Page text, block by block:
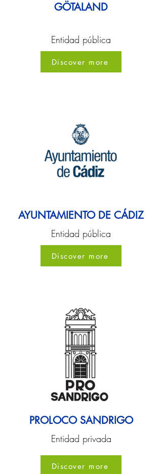
GÖTALAND
Entidad pública
Discover more
AYUNTAMIENTO DE CÁDIZ
Entidad pública
Discover more
PROLOCO SANDRIGO
Entidad privada
Discover more